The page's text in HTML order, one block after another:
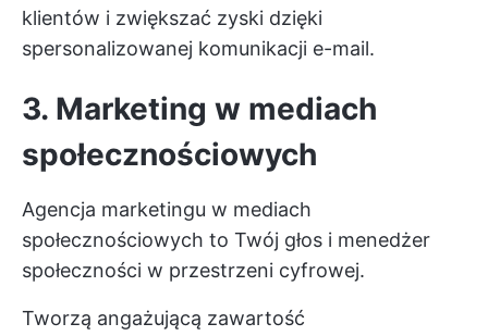
klientów i zwiększać zyski dzięki
spersonalizowanej komunikacji e-mail.
3. Marketing w mediach
społecznościowych
Agencja marketingu w mediach
społecznościowych to Twój głos i menedżer
społeczności w przestrzeni cyfrowej.
Tworzą angażującą zawartość